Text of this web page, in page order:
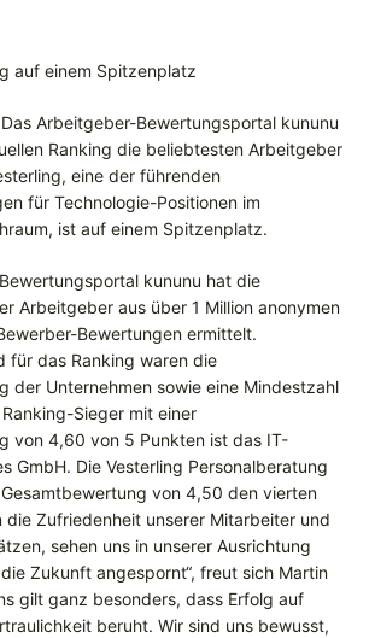
auf einem Spitzenplatz
Das Arbeitgeber-Bewertungsportal kununu
Ranking die beliebtesten Arbeitgeber
eine der führenden
für Technologie-Positionen im
ist auf einem Spitzenplatz.
kununu hat die
Arbeitgeber aus über 1 Million anonymen
Bewertungen ermittelt.
für das Ranking waren die
der Unternehmen sowie eine Mindestzahl
Sieger mit einer
von 4,60 von 5 Punkten ist das IT-
GmbH. Die Vesterling Personalberatung
von 4,50 den vierten
die Zufriedenheit unserer Mitarbeiter und
sehen uns in unserer Ausrichtung
Zukunft angespornt“, freut sich Martin
gilt ganz besonders, dass Erfolg auf
beruht. Wir sind uns bewusst,